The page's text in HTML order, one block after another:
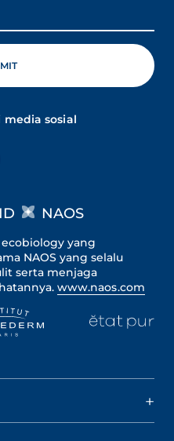
sosial
NAOS
yang
NAOS yang selalu
serta menjaga
www.naos.com